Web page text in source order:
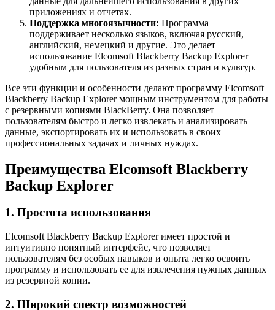
приложениях и отчетах.
Поддержка многоязычности: Программа
поддерживает несколько языков, включая русский,
английский, немецкий и другие. Это делает
использование Elcomsoft Blackberry Backup Explorer
удобным для пользователя из разных стран и культур.
Все эти функции и особенности делают программу Elcomsoft
Blackberry Backup Explorer мощным инструментом для работы
с резервными копиями BlackBerry. Она позволяет
пользователям быстро и легко извлекать и анализировать
данные, экспортировать их и использовать в своих
профессиональных задачах и личных нуждах.
Преимущества Elcomsoft Blackberry
Backup Explorer
1. Простота использования
Elcomsoft Blackberry Backup Explorer имеет простой и
интуитивно понятный интерфейс, что позволяет
пользователям без особых навыков и опыта легко освоить
программу и использовать ее для извлечения нужных данных
из резервной копии.
2. Широкий спектр возможностей